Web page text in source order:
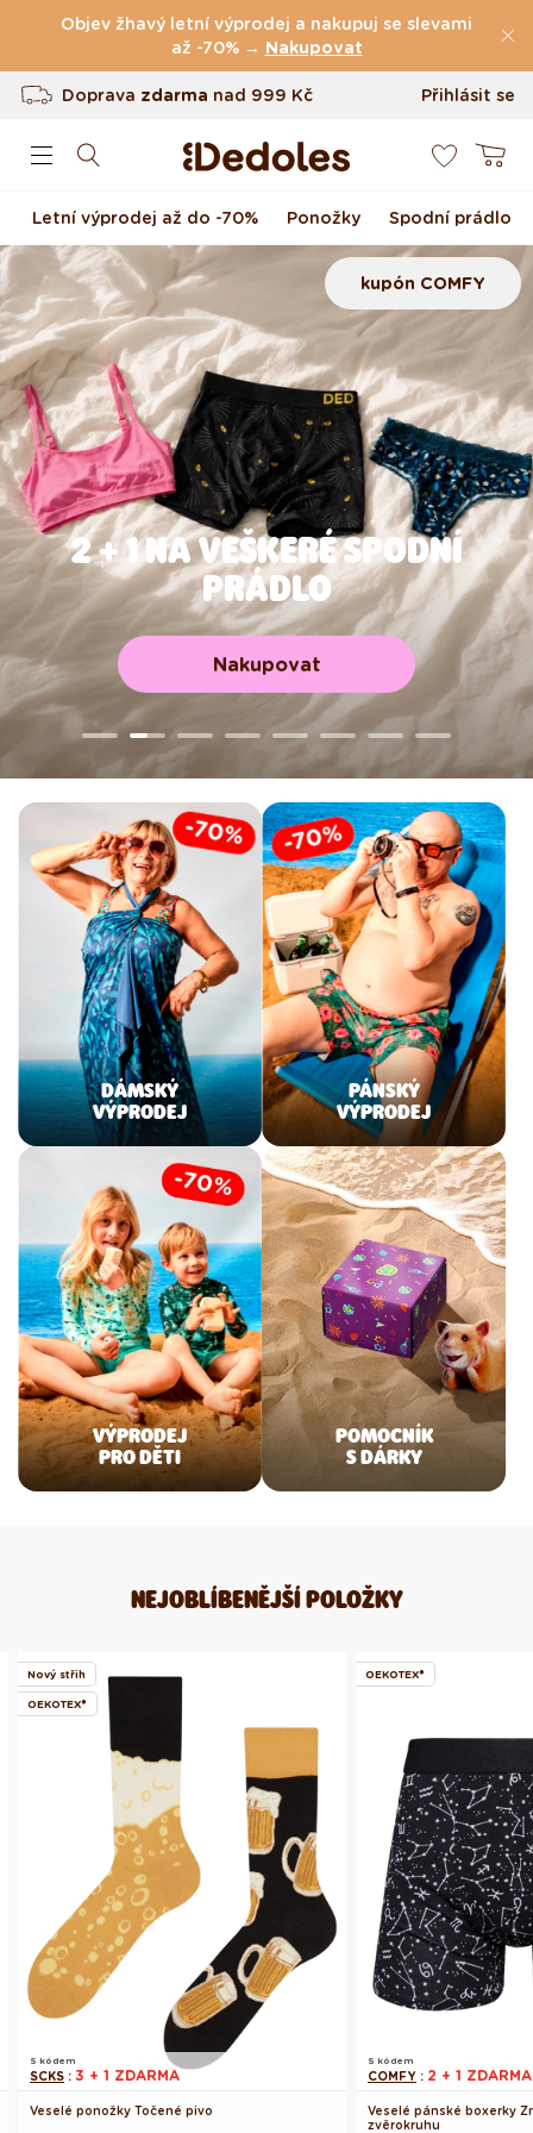
Přejít k obsahu
Objev žhavý letní výprodej a nakupuj se slevami
až -70% → Nakupovat
zdarmanad999 Kč
Vrácení až do 100 dnů
Originální design navržený u nás
Přihlásit se
Košík
Letní výprodej až do -70% Ponožky Spodní prádlo
2 + 1 NA VEŠKERÉ SPODNÍ
PRÁDLO
Nakupovat
kupón COMFY
DÁMSKÝ
VÝPRODEJ
PÁNSKÝ
VÝPRODEJ
VÝPRODEJ
PRO DĚTI
POMOCNÍK
S DÁRKY
NEJOBLÍBENĚJŠÍ POLOŽKY
Nový střih
OEKOTEX®
S kódem
SCKS : 3 + 1 ZDARMA
Veselé ponožky Točené pivo
OEKOTEX®
S kódem
COMFY : 2 + 1 ZDARMA
Veselé pánské boxerky
zvěrokruhu